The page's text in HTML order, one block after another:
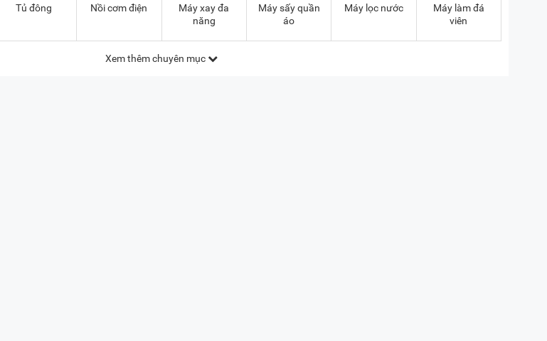
Tủ đông Nồi cơm điện
Máy xay đa
năng
Máy sấy quần
áo
Máy lọc nước
Máy làm đá
viên
Xem thêm chuyên mục